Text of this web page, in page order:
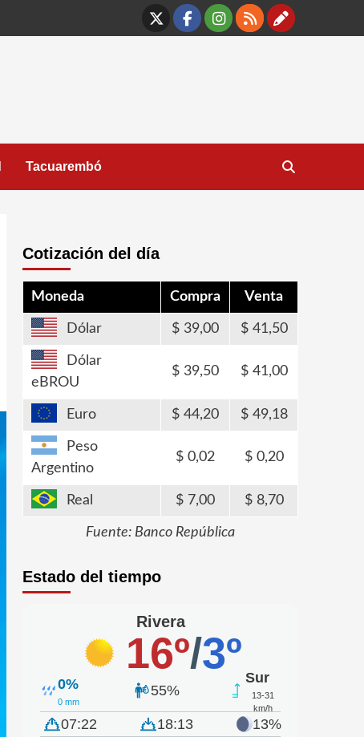
X Facebook
Instagram
RSS
Tacuarembó
Cotización del día
Moneda Compra Venta
Dólar 39,00 41,50
Dólar
eBROU
39,50 41,00
Euro 44,20 49,18
Peso
Argentino
0,02 0,20
Real 7,00 8,70
Fuente: Banco República
Estado del tiempo
Rivera
16º/3º
0%
0 mm
55%
Sur
13-31
km/h
07:22 18:13 13%